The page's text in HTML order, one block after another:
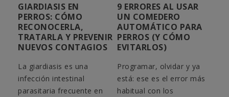
GIARDIASIS EN
PERROS: CÓMO
RECONOCERLA,
TRATARLA Y PREVENIR
NUEVOS CONTAGIOS
La giardiasis es una
infección intestinal
parasitaria frecuente en
9 ERRORES AL USAR
UN COMEDERO
AUTOMÁTICO PARA
PERROS (Y CÓMO
EVITARLOS)
Programar, olvidar y ya
está: ese es el error más
habitual con los